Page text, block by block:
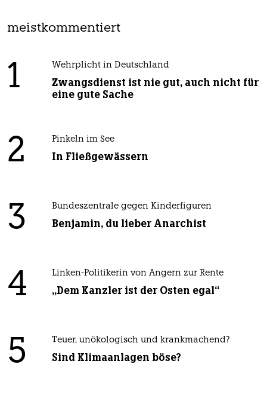
meistkommentiert
1 Wehrplicht in Deutschland
Zwangsdienst ist nie gut, auch nicht für
eine gute Sache
2 Pinkeln im See
In Fließgewässern
3 Bundeszentrale gegen Kinderfiguren
Benjamin, du lieber Anarchist
4 Linken-Politikerin von Angern zur Rente
„Dem Kanzler ist der Osten egal“
5 Teuer, unökologisch und krankmachend?
Sind Klimaanlagen böse?